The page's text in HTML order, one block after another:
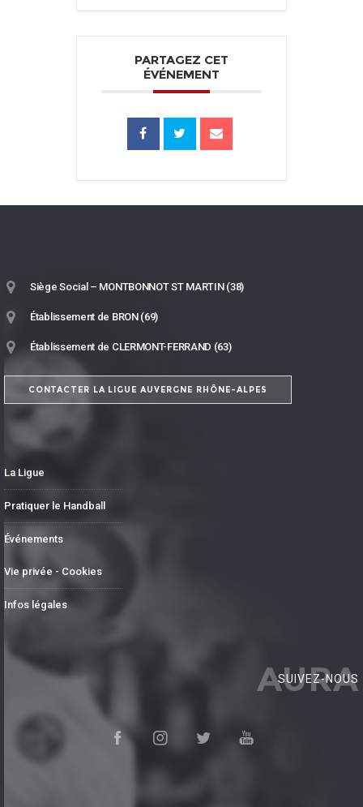
PARTAGEZ CET
ÉVÉNEMENT
Siège Social – MONTBONNOT ST MARTIN (38)
Établissement de BRON (69)
Établissement de CLERMONT-FERRAND (63)
CONTACTER LA LIGUE AUVERGNE RHÔNE-ALPES
La Ligue
Pratiquer le Handball
Événements
Vie privée - Cookies
Infos légales
AURA
SUIVEZ-NOUS